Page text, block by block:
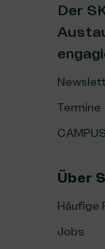
Der
Termine
Über
Häufige
Jobs